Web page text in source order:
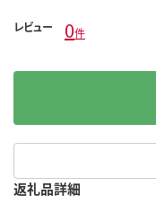
レビュー 0件
返礼品詳細